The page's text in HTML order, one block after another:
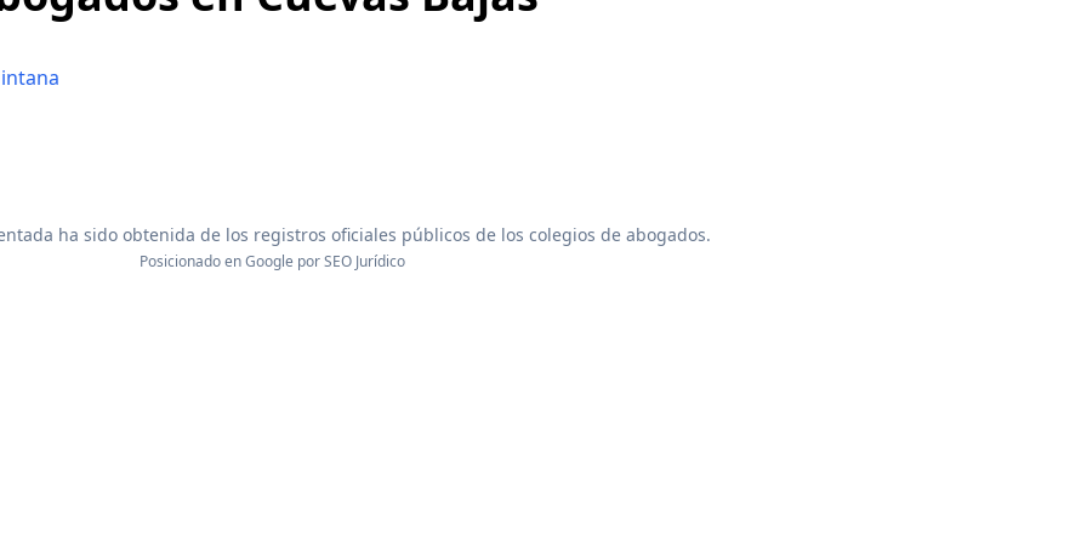
ha sido obtenida de los registros oficiales públicos de los colegios de abogados.
Posicionado en Google porSEO Jurídico